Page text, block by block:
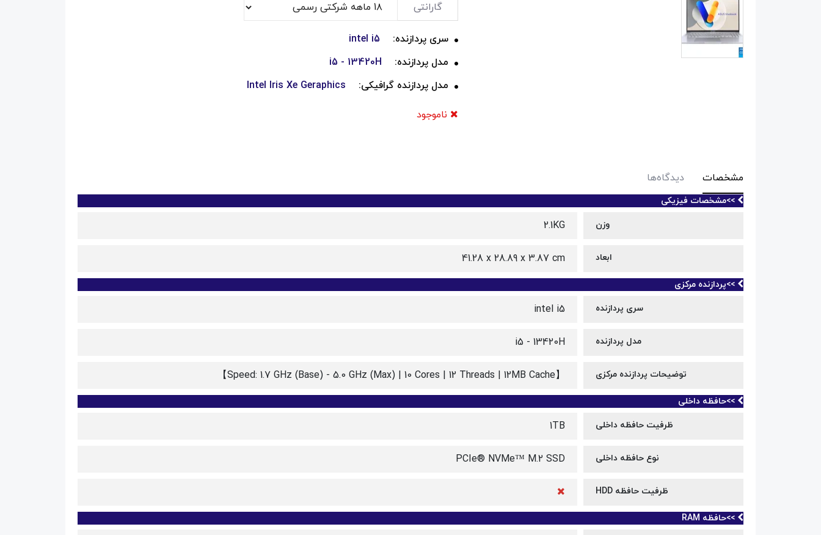
گارانتی
سری پردازنده:
intel i5
مدل پردازنده:
i5 - 13420H
مدل پردازنده گرافیکی:
Intel Iris Xe Geraphics
ناموجود
مشخصات دیدگاه‌ها
>>مشخصات فیزیکی
وزن 2.1KG
ابعاد ‎41.28 x 28.89 x 3.87 cm
>>پردازنده مرکزی
سری پردازنده intel i5
مدل پردازنده i5 - 13420H
توضیحات پردازنده مرکزی 【Speed: 1.7 GHz (Base) - 5.0 GHz (Max) | 10 Cores | 12 Threads | 12MB Cache】
>>حافظه داخلی
ظرفیت حافظه داخلی 1TB
نوع حافظه داخلی PCIe® NVMe™ M.2 SSD
ظرفیت حافظه HDD
>>حافظه RAM